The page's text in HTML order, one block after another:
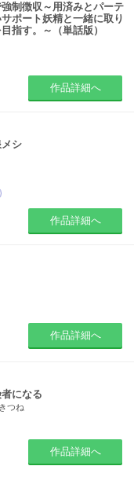
制徴収～用済みとパーテ
ポート妖精と一緒に取り
指す。～（単話版）
作品詳細へ
シ
作品詳細へ
作品詳細へ
になる
つね
作品詳細へ